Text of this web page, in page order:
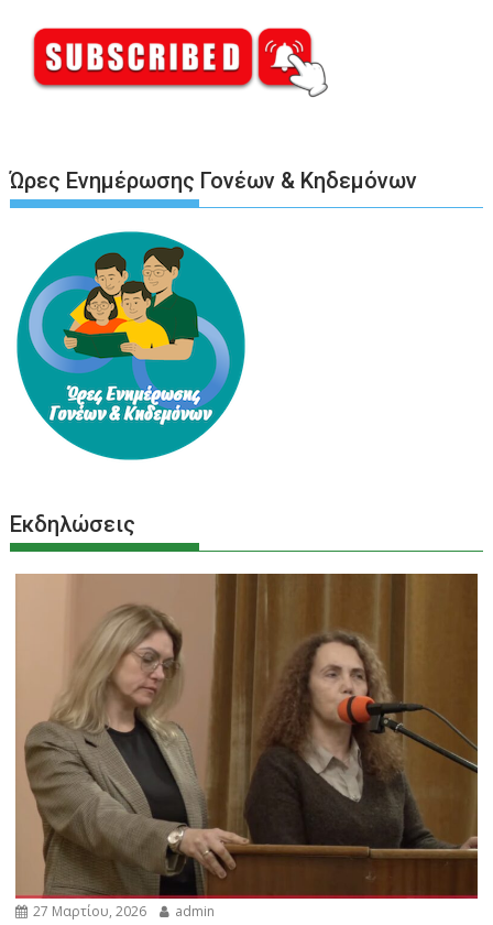
Ώρες Ενημέρωσης Γονέων & Κηδεμόνων
Εκδηλώσεις
27 Μαρτίου, 2026 admin